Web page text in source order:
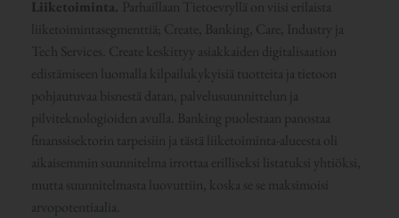
Liiketoiminta. Parhaillaan Tietoevryllä on viisi erilaista
liiketoimintasegmenttiä; Create, Banking, Care, Industry ja
Tech Services. Create keskittyy asiakkaiden digitalisaation
edistämiseen luomalla kilpailukykyisiä tuotteita ja tietoon
pohjautuvaa bisnestä datan, palvelusuunnittelun ja
pilviteknologioiden avulla. Banking puolestaan panostaa
finanssisektorin tarpeisiin ja tästä liiketoiminta-alueesta oli
aikaisemmin suunnitelma irrottaa erilliseksi listatuksi yhtiöksi,
mutta suunnitelmasta luovuttiin, koska se se maksimoisi
arvopotentiaalia.